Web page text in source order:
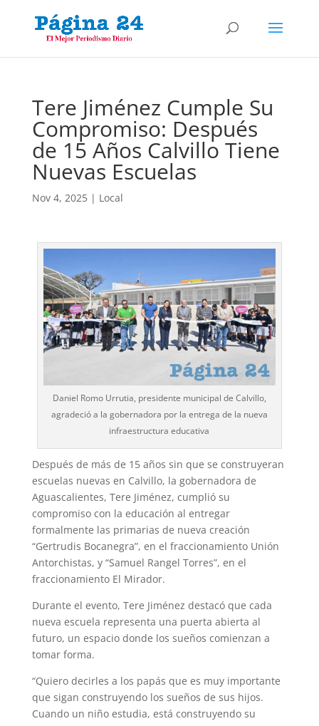
Tere Jiménez Cumple Su
Compromiso: Después
de 15 Años Calvillo Tiene
Nuevas Escuelas
Nov 4, 2025| Local
Daniel Romo Urrutia, presidente municipal de Calvillo,
agradeció a la gobernadora por la entrega de la nueva
infraestructura educativa
Después de más de 15 años sin que se construyeran
escuelas nuevas en Calvillo, la gobernadora de
Aguascalientes, Tere Jiménez, cumplió su
compromiso con la educación al entregar
formalmente las primarias de nueva creación
“Gertrudis Bocanegra”, en el fraccionamiento Unión
Antorchistas, y “Samuel Rangel Torres”, en el
fraccionamiento El Mirador.
Durante el evento, Tere Jiménez destacó que cada
nueva escuela representa una puerta abierta al
futuro, un espacio donde los sueños comienzan a
tomar forma.
“Quiero decirles a los papás que es muy importante
que sigan construyendo los sueños de sus hijos.
Cuando un niño estudia, está construyendo su